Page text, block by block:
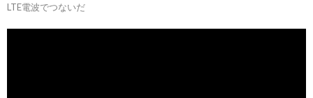
LTE電波でつないだ